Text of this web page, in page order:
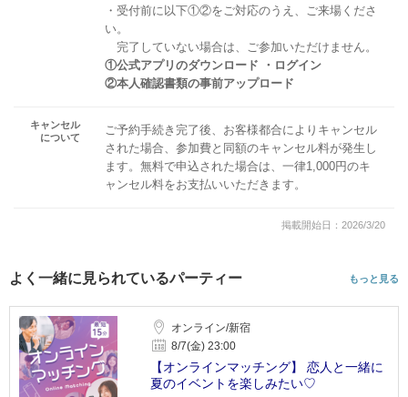
・受付前に以下①②をご対応のうえ、ご来場くださ
い。
完了していない場合は、ご参加いただけません。
①公式アプリのダウンロード ・ログイン
②本人確認書類の事前アップロード
キャンセル
について
ご予約手続き完了後、お客様都合によりキャンセル
された場合、参加費と同額のキャンセル料が発生し
ます。無料で申込された場合は、一律1,000円のキ
ャンセル料をお支払いいただきます。
掲載開始日：2026/3/20
よく一緒に見られているパーティー もっと見る
オンライン/新宿
8/7(金) 23:00
【オンラインマッチング】 恋人と一緒に
夏のイベントを楽しみたい♡